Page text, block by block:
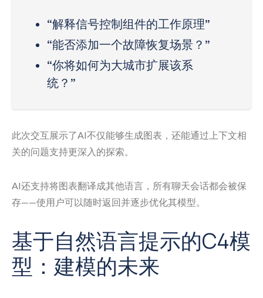
“解释信号控制组件的工作原理”
“能否添加一个故障恢复场景？”
“你将如何为大城市扩展该系
统？”
此次交互展示了AI不仅能够生成图表，还能通过上下文相
关的问题支持更深入的探索。
AI还支持将图表翻译成其他语言，所有聊天会话都会被保
存——使用户可以随时返回并逐步优化其模型。
基于自然语言提示的C4模
型：建模的未来